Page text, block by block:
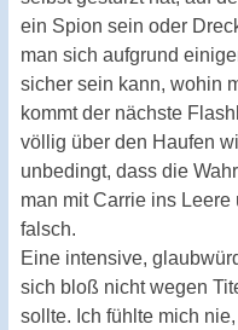
ein Spion sein oder
man sich aufgrund
sicher sein kann, wohin
kommt der nächste
völlig über den Haufen
unbedingt, dass die
man mit Carrie ins
falsch.
Eine intensive,
sich bloß nicht wegen
sollte. Ich fühlte mich